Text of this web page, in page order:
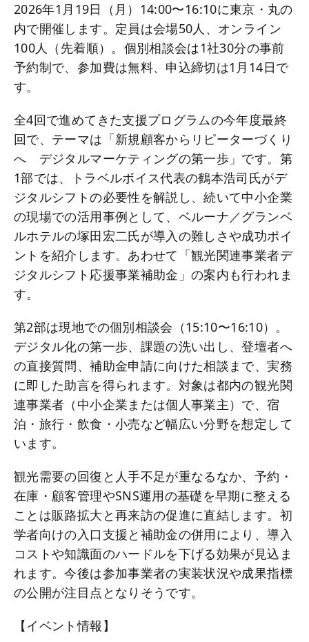
2026年1月19日（月）14:00〜16:10に東京・丸の
内で開催します。定員は会場50人、オンライン
100人（先着順）。個別相談会は1社30分の事前
予約制で、参加費は無料、申込締切は1月14日で
す。
全4回で進めてきた支援プログラムの今年度最終
回で、テーマは「新規顧客からリピーターづくり
へ デジタルマーケティングの第一歩」です。第
1部では、トラベルボイス代表の鶴本浩司氏がデ
ジタルシフトの必要性を解説し、続いて中小企業
の現場での活用事例として、ベルーナ／グランベ
ルホテルの塚田宏二氏が導入の難しさや成功ポイ
ントを紹介します。あわせて「観光関連事業者デ
ジタルシフト応援事業補助金」の案内も行われま
す。
第2部は現地での個別相談会（15:10〜16:10）。
デジタル化の第一歩、課題の洗い出し、登壇者へ
の直接質問、補助金申請に向けた相談まで、実務
に即した助言を得られます。対象は都内の観光関
連事業者（中小企業または個人事業主）で、宿
泊・旅行・飲食・小売など幅広い分野を想定して
います。
観光需要の回復と人手不足が重なるなか、予約・
在庫・顧客管理やSNS運用の基礎を早期に整える
ことは販路拡大と再来訪の促進に直結します。初
学者向けの入口支援と補助金の併用により、導入
コストや知識面のハードルを下げる効果が見込ま
れます。今後は参加事業者の実装状況や成果指標
の公開が注目点となりそうです。
【イベント情報】